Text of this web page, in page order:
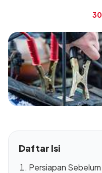
Daftar Isi
Persiapan Sebelum